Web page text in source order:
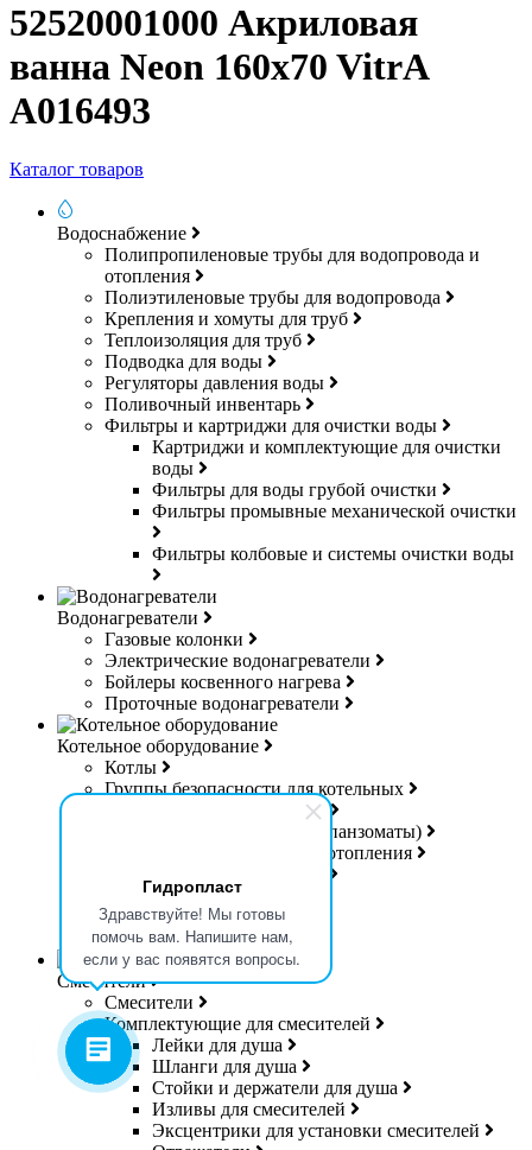
Гидропласт
Здравствуйте! Мы готовы
помочь вам. Напишите нам,
если у вас появятся вопросы.
52520001000 Акриловая
ванна Neon 160x70 VitrA
A016493
Каталог товаров
Водоснабжение
Полипропиленовые трубы для водопровода и
отопления
Полиэтиленовые трубы для водопровода
Крепления и хомуты для труб
Теплоизоляция для труб
Подводка для воды
Регуляторы давления воды
Поливочный инвентарь
Фильтры и картриджи для очистки воды
Картриджи и комплектующие для очистки
воды
Фильтры для воды грубой очистки
Фильтры промывные механической очистки
Фильтры колбовые и системы очистки воды
Водонагреватели
Газовые колонки
Электрические водонагреватели
Бойлеры косвенного нагрева
Проточные водонагреватели
Котельное оборудование
Котлы
Группы безопасности для котельных
Коллекторы для котельных
Расширительные баки (Экспанзоматы)
Теплоносители для систем отопления
Дешламаторы
Дымоходы
Гибкая подводка для газа
Смесители
Смесители
Комплектующие для смесителей
Лейки для душа
Шланги для душа
Стойки и держатели для душа
Изливы для смесителей
Эксцентрики для установки смесителей